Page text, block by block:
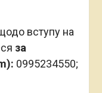
вступу на
за
0995234550;